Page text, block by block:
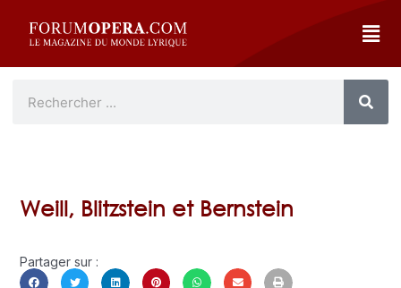
Weill, Blitzstein et Bernstein
Partager sur :